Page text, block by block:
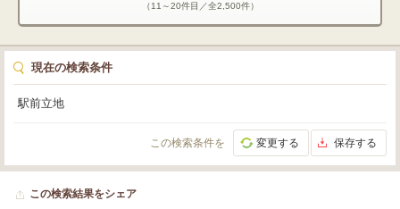
（11～20件目／全2,500件）
現在の検索条件
駅前立地
この検索条件を 変更する 保存する
この検索結果をシェア